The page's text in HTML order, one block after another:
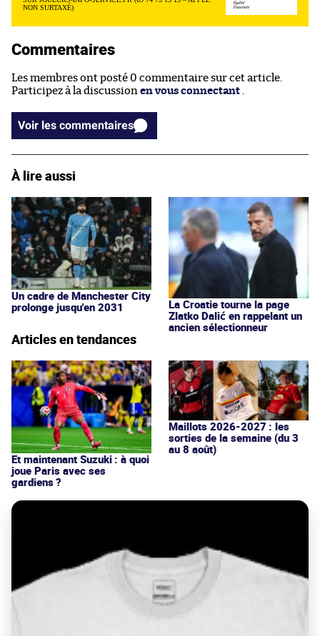
NON SURTAXÉ)
Commentaires
Les membres ont posté 0 commentaire sur cet article.
Participez à la discussion en vous connectant .
Voir les commentaires
À lire aussi
Un cadre de Manchester City
prolonge jusqu'en 2031
La Croatie tourne la page
Zlatko Dalić en rappelant un
ancien sélectionneur
Articles en tendances
Et maintenant Suzuki : à quoi
joue Paris avec ses
gardiens ?
Maillots 2026-2027 : les
sorties de la semaine (du 3
au 8 août)